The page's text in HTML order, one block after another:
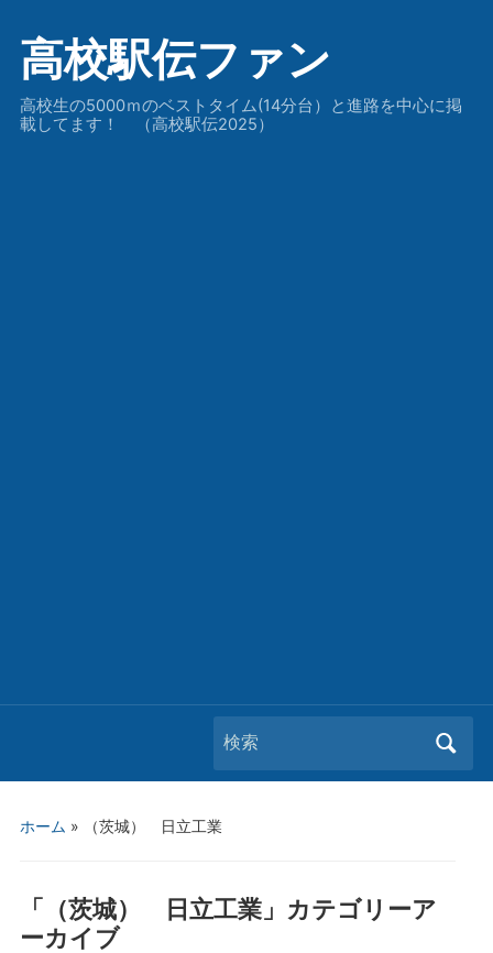
高校駅伝ファン
高校生の5000ｍのベストタイム(14分台）と進路を中心に掲
載してます！ （高校駅伝2025）
Search
for:
ホーム » （茨城） 日立工業
「 （茨城） 日立工業」カテゴリーア
ーカイブ